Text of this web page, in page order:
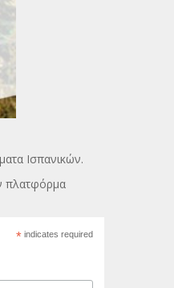
Ισπανικών.
πλατφόρμα
* indicates required